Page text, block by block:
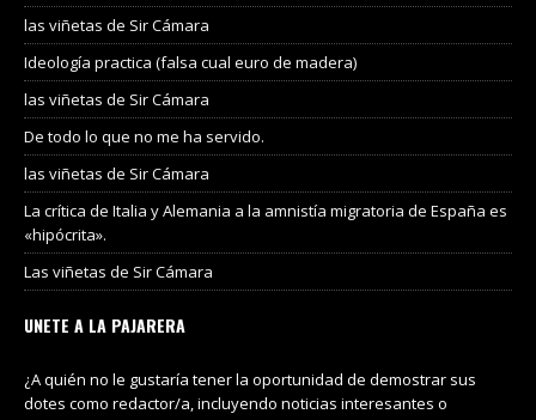
las viñetas de Sir Cámara
Ideología practica (falsa cual euro de madera)
las viñetas de Sir Cámara
De todo lo que no me ha servido.
las viñetas de Sir Cámara
La crítica de Italia y Alemania a la amnistía migratoria de España es
«hipócrita».
Las viñetas de Sir Cámara
UNETE A LA PAJARERA
¿A quién no le gustaría tener la oportunidad de demostrar sus
dotes como redactor/a, incluyendo noticias interesantes o